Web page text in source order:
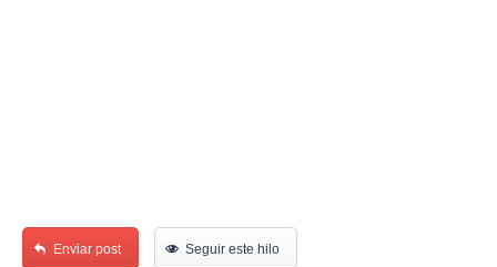
Enviar post Seguir este hilo